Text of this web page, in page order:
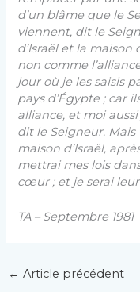
d’un blâme que le
viennent, dit le
d’Israël et la
non comme
jour où je les saisis
pays d’Égypte ; car
alliance, et moi
dit le Seigneur. Mais
maison d’Israël,
mettrai mes lois
cœur ; et je serai
TA – Septembre 1981
← Article précédent